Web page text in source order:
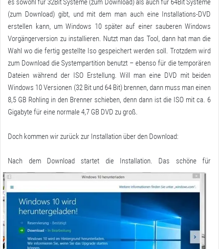
es sowohl für32Bit Systeme (zum Download) als auch für 64Bit Systeme
(zum Download) gibt, und mit dem man auch eine Installations-DVD
erstellen kann, um Windows 10 später auf einer sauberen Windows
Vorgängerversion zu installieren. Nutzt man das Tool, dann hat man die
Wahl wo die fertig gestellte Iso gespeichert werden soll. Trotzdem wird
zum Download die Systempartition benutzt – ebenso für die temporären
Dateien während der ISO Erstellung. Will man eine DVD mit beiden
Windows 10 Versionen (32 Bit und 64 Bit) brennen, dann muss man einen
8,5 GB Rohling in den Brenner schieben, denn dann ist die ISO mit ca. 6
Gigabyte für eine normale 4,7 GB DVD zu groß.
Doch kommen wir zurück zur Installation über den Download:
Nach dem Download startet die Installation. Das schöne für